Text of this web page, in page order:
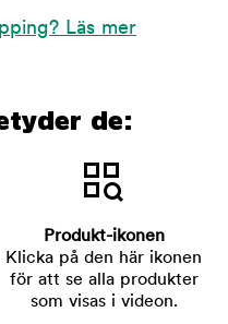
Läs mer
de:
Produkt-ikonen
Klicka på den här ikonen
för att se alla produkter
som visas i videon.